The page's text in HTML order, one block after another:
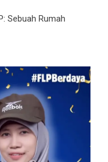
Sebuah Rumah